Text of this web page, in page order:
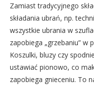
Zamiast tradycyjnego
składania ubrań, np.
wszystkie ubrania w
zapobiega „grzebaniu” w
Koszulki, bluzy czy
ustawiać pionowo, co
zapobiega gnieceniu. To